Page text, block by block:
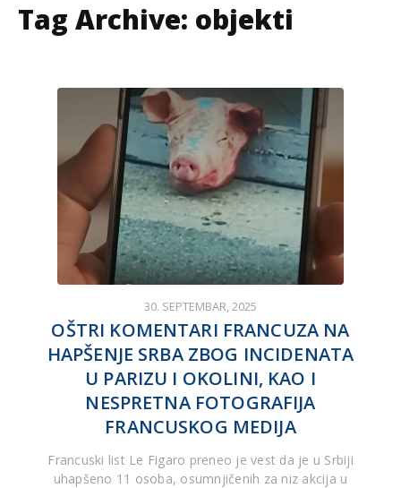
Tag Archive: objekti
30. SEPTEMBAR, 2025
OŠTRI KOMENTARI FRANCUZA NA
HAPŠENJE SRBA ZBOG INCIDENATA
U PARIZU I OKOLINI, KAO I
NESPRETNA FOTOGRAFIJA
FRANCUSKOG MEDIJA
Francuski list Le Figaro preneo je vest da je u Srbiji
uhapšeno 11 osoba, osumnjičenih za niz akcija u